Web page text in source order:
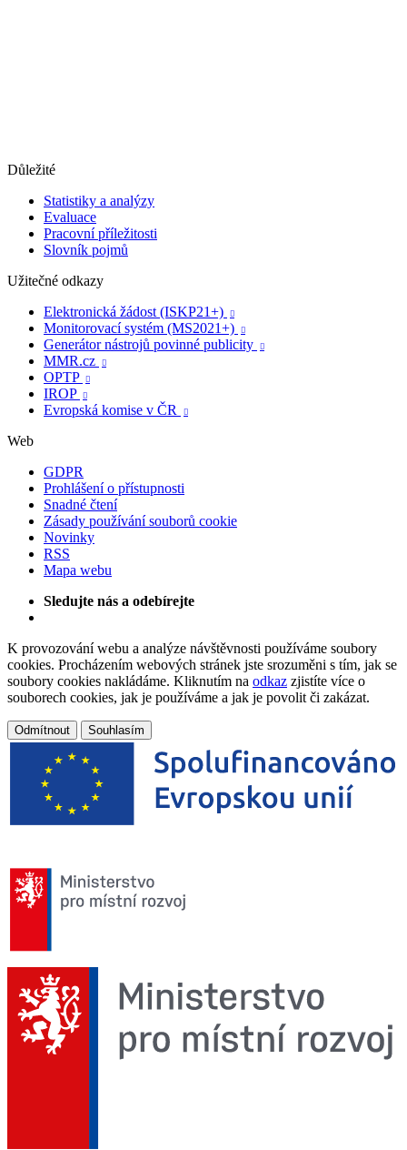
Důležité
Statistiky a analýzy
Evaluace
Pracovní příležitosti
Slovník pojmů
Užitečné odkazy
Elektronická žádost (ISKP21+)

Monitorovací systém (MS2021+) 
Generátor nástrojů povinné publicity 
MMR.cz 
OPTP 
IROP 
Evropská komise v ČR 
Web
GDPR
Prohlášení o přístupnosti
Snadné čtení
Zásady používání souborů cookie
Novinky
RSS
Mapa webu
Sledujte nás a odebírejte
K provozování webu a analýze návštěvnosti používáme soubory
cookies. Procházením webových stránek jste srozuměni s tím, jak se
soubory cookies nakládáme. Kliknutím na odkaz zjistíte více o
souborech cookies, jak je používáme a jak je povolit či zakázat.
Odmítnout Souhlasím